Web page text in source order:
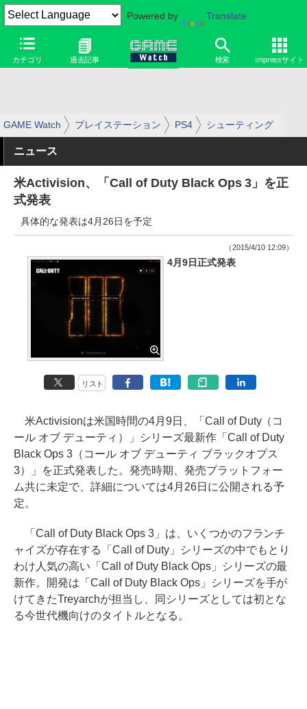
Powered by Translate
カテゴリ 過去記事 検索 Impressサイト
GAME Watch プレイステーション PS4 シューティング
ニュース
米Activision、「Call of Duty Black Ops 3」を正
式発表
具体的な発表は4月26日を予定
（2015/4/10 12:09）
4月9日正式発表
リスト
米Activisionは米国時間の4月9日、「Call of Duty（コ
ール オブ デューティ）」シリーズ最新作「Call of Duty
Black Ops 3（コール オブ デューティ ブラックオプス
3）」を正式発表した。発売時期、発売プラットフォー
ム共に未定で、詳細については4月26日に公開される予
定。
「Call of Duty Black Ops 3」は、いくつかのフランチ
ャイズが存在する「Call of Duty」シリーズの中でもとり
わけ人気の高い「Call of Duty Black Ops」シリーズの最
新作。開発は「Call of Duty Black Ops」シリーズを手が
けてきたTreyarchが担当し、同シリーズとしては初とな
る今世代機向けのタイトルとなる。